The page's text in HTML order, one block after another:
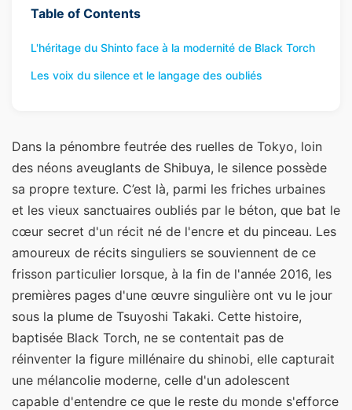
Table of Contents
L'héritage du Shinto face à la modernité de Black Torch
Les voix du silence et le langage des oubliés
Dans la pénombre feutrée des ruelles de Tokyo, loin
des néons aveuglants de Shibuya, le silence possède
sa propre texture. C’est là, parmi les friches urbaines
et les vieux sanctuaires oubliés par le béton, que bat le
cœur secret d'un récit né de l'encre et du pinceau. Les
amoureux de récits singuliers se souviennent de ce
frisson particulier lorsque, à la fin de l'année 2016, les
premières pages d'une œuvre singulière ont vu le jour
sous la plume de Tsuyoshi Takaki. Cette histoire,
baptisée Black Torch, ne se contentait pas de
réinventer la figure millénaire du shinobi, elle capturait
une mélancolie moderne, celle d'un adolescent
capable d'entendre ce que le reste du monde s'efforce